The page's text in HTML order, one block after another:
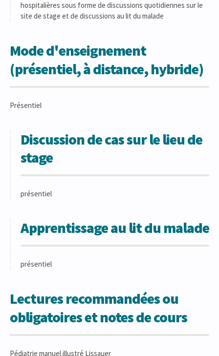
hospitalières sous forme de discussions quotidiennes sur le
site de stage et de discussions au lit du malade
Mode d'enseignement
(présentiel, à distance, hybride)
Présentiel
Discussion de cas sur le lieu de
stage
présentiel
Apprentissage au lit du malade
présentiel
Lectures recommandées ou
obligatoires et notes de cours
Pédiatrie manuel illustré Lissauer